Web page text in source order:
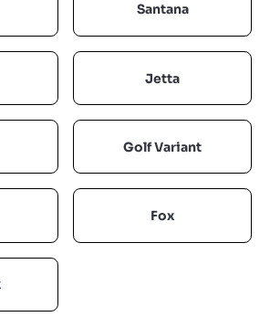
Santana
Jetta
Golf Variant
Fox